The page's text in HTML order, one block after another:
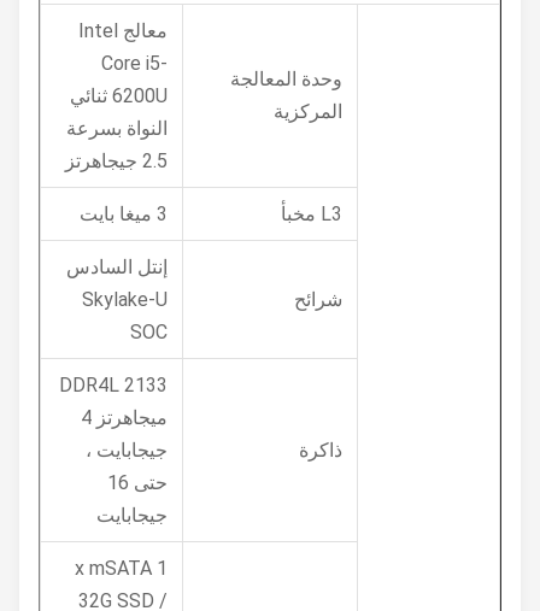
وحدة المعالجة
المركزية
معالج Intel
Core i5-
6200U ثنائي
النواة بسرعة
شرائح
إنتل السادس
Skylake-U
ذاكرة
DDR4L 2133
ميجاهرتز 4
جيجابايت ،
حتى 16
جيجابايت
1 x mSATA
32G SSD /